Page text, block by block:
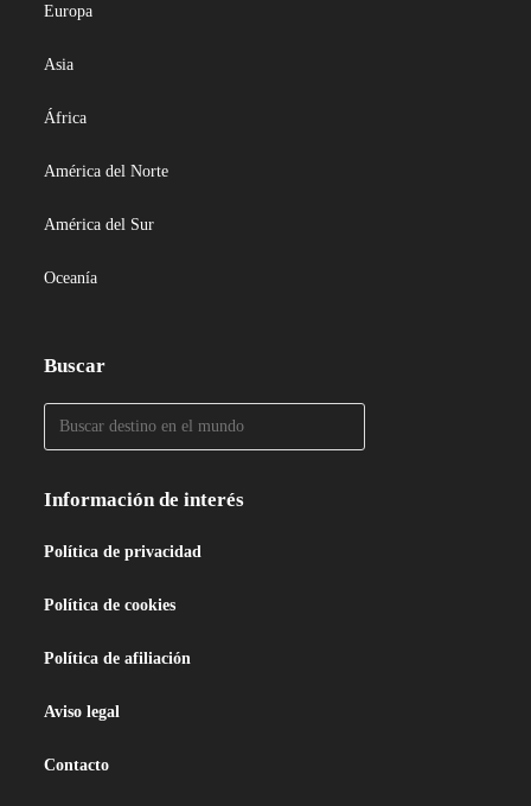
Europa
Asia
África
América del Norte
América del Sur
Oceanía
Buscar
Información de interés
Política de privacidad
Política de cookies
Política de afiliación
Aviso legal
Contacto